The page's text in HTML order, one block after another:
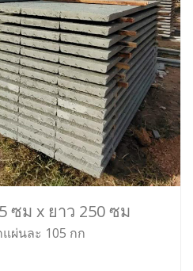
ซม x ยาว 250 ซม
ผ่นละ 105 กก